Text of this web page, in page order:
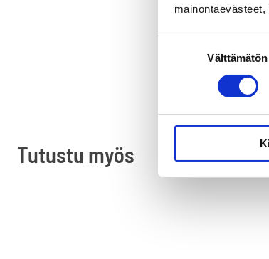
Välttämätön
Tutustu myös